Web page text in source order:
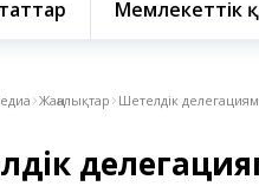
Мемлекеттік
Жаңалықтар Шетелдік